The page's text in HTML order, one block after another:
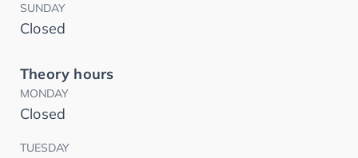
SUNDAY
Closed
Theory hours
MONDAY
Closed
TUESDAY